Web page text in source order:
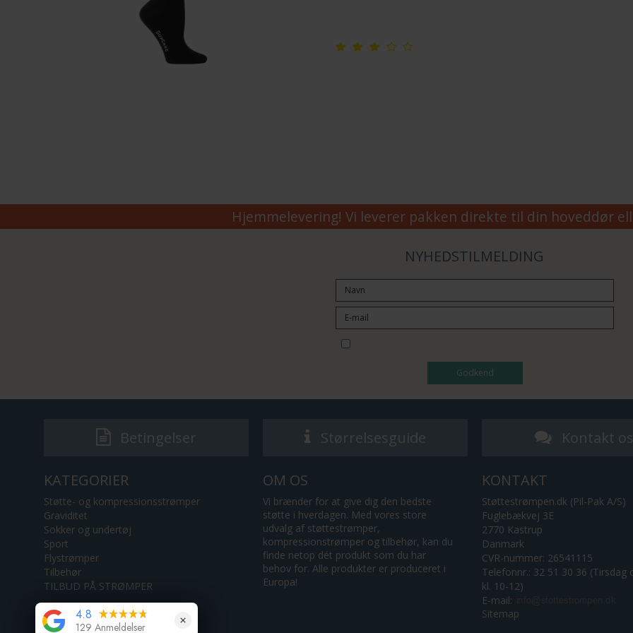
Hjemmelevering! Vi leverer pakken direkte til din hoveddør
NYHEDSTILMELDING
Godkend
Betingelser Størrelsesguide Kontakt os
KATEGORIER
Støtte- og kompressionsstrømper
Graviditet
Sokker og undertøj
Sport
Flystrømper
Tilbehør
TILBUD PÅ STRØMPER
OM OS
Vi brænder for at give dig den bedste
støtte i hverdagen. Med vores store
udvalg af støttestrømper,
kompressionstrømper og tilbehør, kan du
finde netop dét produkt som du har
behov for. Alle produkter er produceret i
Europa!
KONTAKT
Støttestrømpen.dk (Pil-Pak A/S)
Fuglebækvej 3E
2770 Kastrup
Danmark
CVR-nummer: 26541115
Telefonnr.: 32 51 30 36 (Tirsdag
kl. 10-12)
E-mail:
Sitemap
4.8
129 Anmeldelser
Bedøm os på